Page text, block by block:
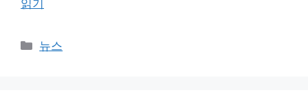
읽기
카
뉴스